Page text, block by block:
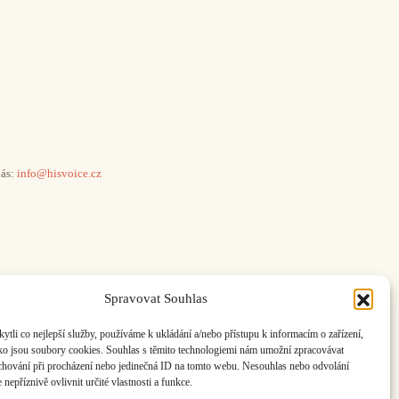
Spravovat Souhlas
co nejlepší služby, používáme k ukládání a/nebo přístupu k informacím o zařízení,
jsou soubory cookies. Souhlas s těmito technologiemi nám umožní zpracovávat
při procházení nebo jedinečná ID na tomto webu. Nesouhlas nebo odvolání
nepříznivě ovlivnit určité vlastnosti a funkce.
info@hisvoice.cz